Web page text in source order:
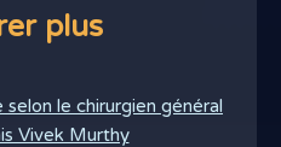
plus
le chirurgien général
Vivek Murthy